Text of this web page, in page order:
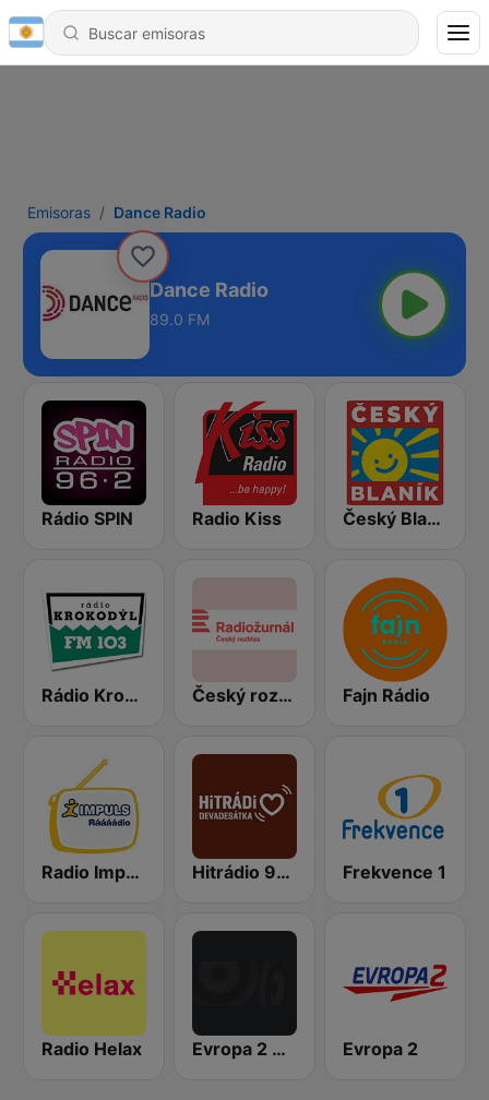
Emisoras Dance Radio
Dance Radio
89.0 FM
Rádio SPIN Radio Kiss Český Blaník
Rádio Krokodýl FM Český rozhlas Radiožurnál Fajn Rádio
Radio Impuls Hitrádio 90tka Frekvence 1
Radio Helax Evropa 2 Dance Radio Evropa 2